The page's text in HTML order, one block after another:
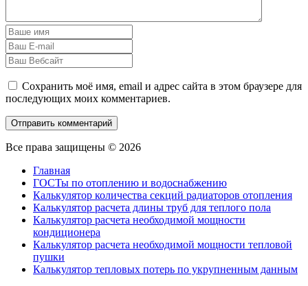
Сохранить моё имя, email и адрес сайта в этом браузере для
последующих моих комментариев.
Все права защищены © 2026
Главная
ГОСТы по отоплению и водоснабжению
Калькулятор количества секций радиаторов отопления
Калькулятор расчета длины труб для теплого пола
Калькулятор расчета необходимой мощности
кондиционера
Калькулятор расчета необходимой мощности тепловой
пушки
Калькулятор тепловых потерь по укрупненным данным